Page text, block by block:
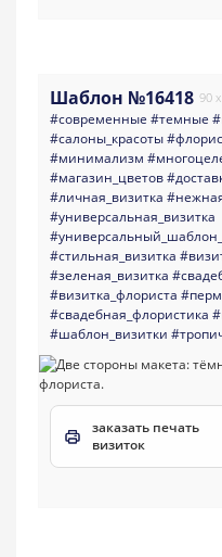
Шаблон №16418 90
#современные #темные
#салоны_красоты
#минимализм
#магазин_цветов
#личная_визитка
#универсальная_визитка
#стильная_визитка
#зеленая_визитка
#визитка_флориста
#свадебная_флористика
#шаблон_визитки
заказать печать
визиток